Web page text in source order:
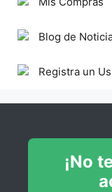
Blog de
Registra un
¡No